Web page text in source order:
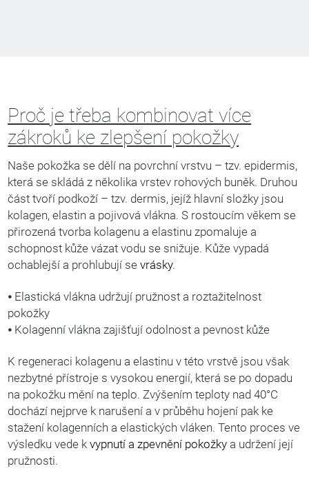
Proč je třeba kombinovat více
zákroků ke zlepšení pokožky
Naše pokožka se dělí na povrchní vrstvu – tzv. epidermis,
která se skládá z několika vrstev rohových buněk. Druhou
část tvoří podkoží – tzv. dermis, jejíž hlavní složky jsou
kolagen, elastin a pojivová vlákna. S rostoucím věkem se
přirozená tvorba kolagenu a elastinu zpomaluje a
schopnost kůže vázat vodu se snižuje. Kůže vypadá
ochablejší a prohlubují sevrásky.
⦁ Elastická vlákna udržují pružnost a roztažitelnost
pokožky
⦁ Kolagenní vlákna zajišťují odolnost a pevnost kůže
K regeneraci kolagenu a elastinu v této vrstvě jsou však
nezbytné přístroje s vysokou energií, která se po dopadu
na pokožku mění na teplo. Zvýšením teploty nad 40°C
dochází nejprve k narušení a v průběhu hojení pak ke
stažení kolagenních a elastických vláken. Tento proces ve
výsledku vede kvypnutí a zpevnění pokožky a udržení její
pružnosti.